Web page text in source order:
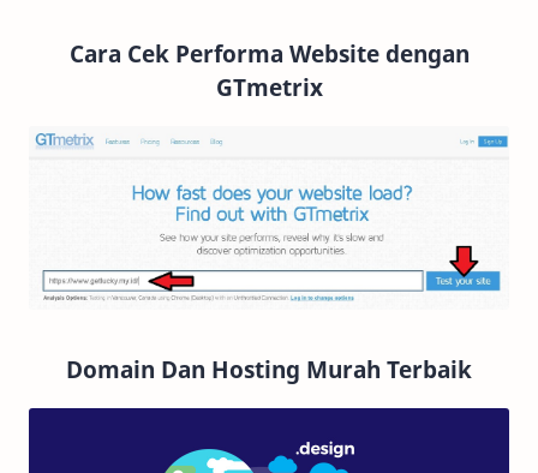
Cara Cek Performa Website dengan
GTmetrix
Domain Dan Hosting Murah Terbaik